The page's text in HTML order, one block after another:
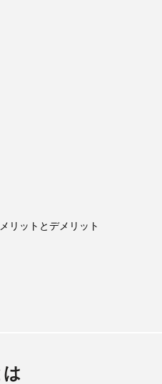
リットとデメリット